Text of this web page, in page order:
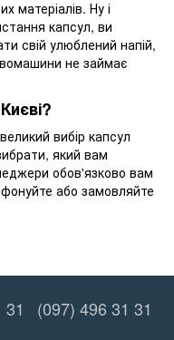
матеріалів. Ну і
капсул, ви
свій улюблений напій,
не займає
Києві?
великий вибір капсул
, який вам
обов'язково вам
або замовляйте
(097) 496 31 31